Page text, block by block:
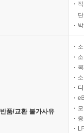
반품/교환 불가사유